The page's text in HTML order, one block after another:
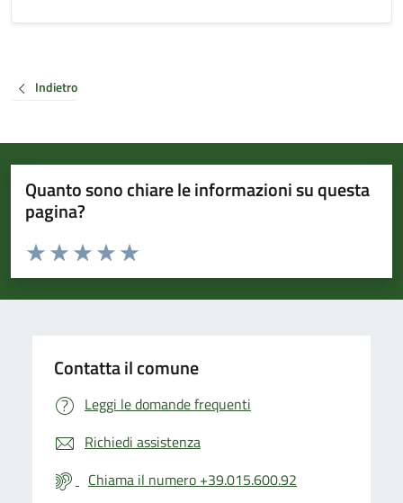
Indietro
Quanto sono chiare le informazioni su questa
pagina?
Valuta da 1 a 5 stelle la pagina
Valuta 5 stelle su 5
Valuta 4 stelle su 5
Valuta 3 stelle su 5
Valuta 2 stelle su 5
Valuta 1 stelle su 5
Contatta il comune
Leggi le domande frequenti
Richiedi assistenza
Chiama il numero +39.015.600.92